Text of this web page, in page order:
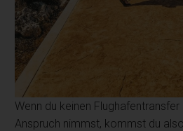
Wenn du keinen
Anspruch nimmst, kommst du